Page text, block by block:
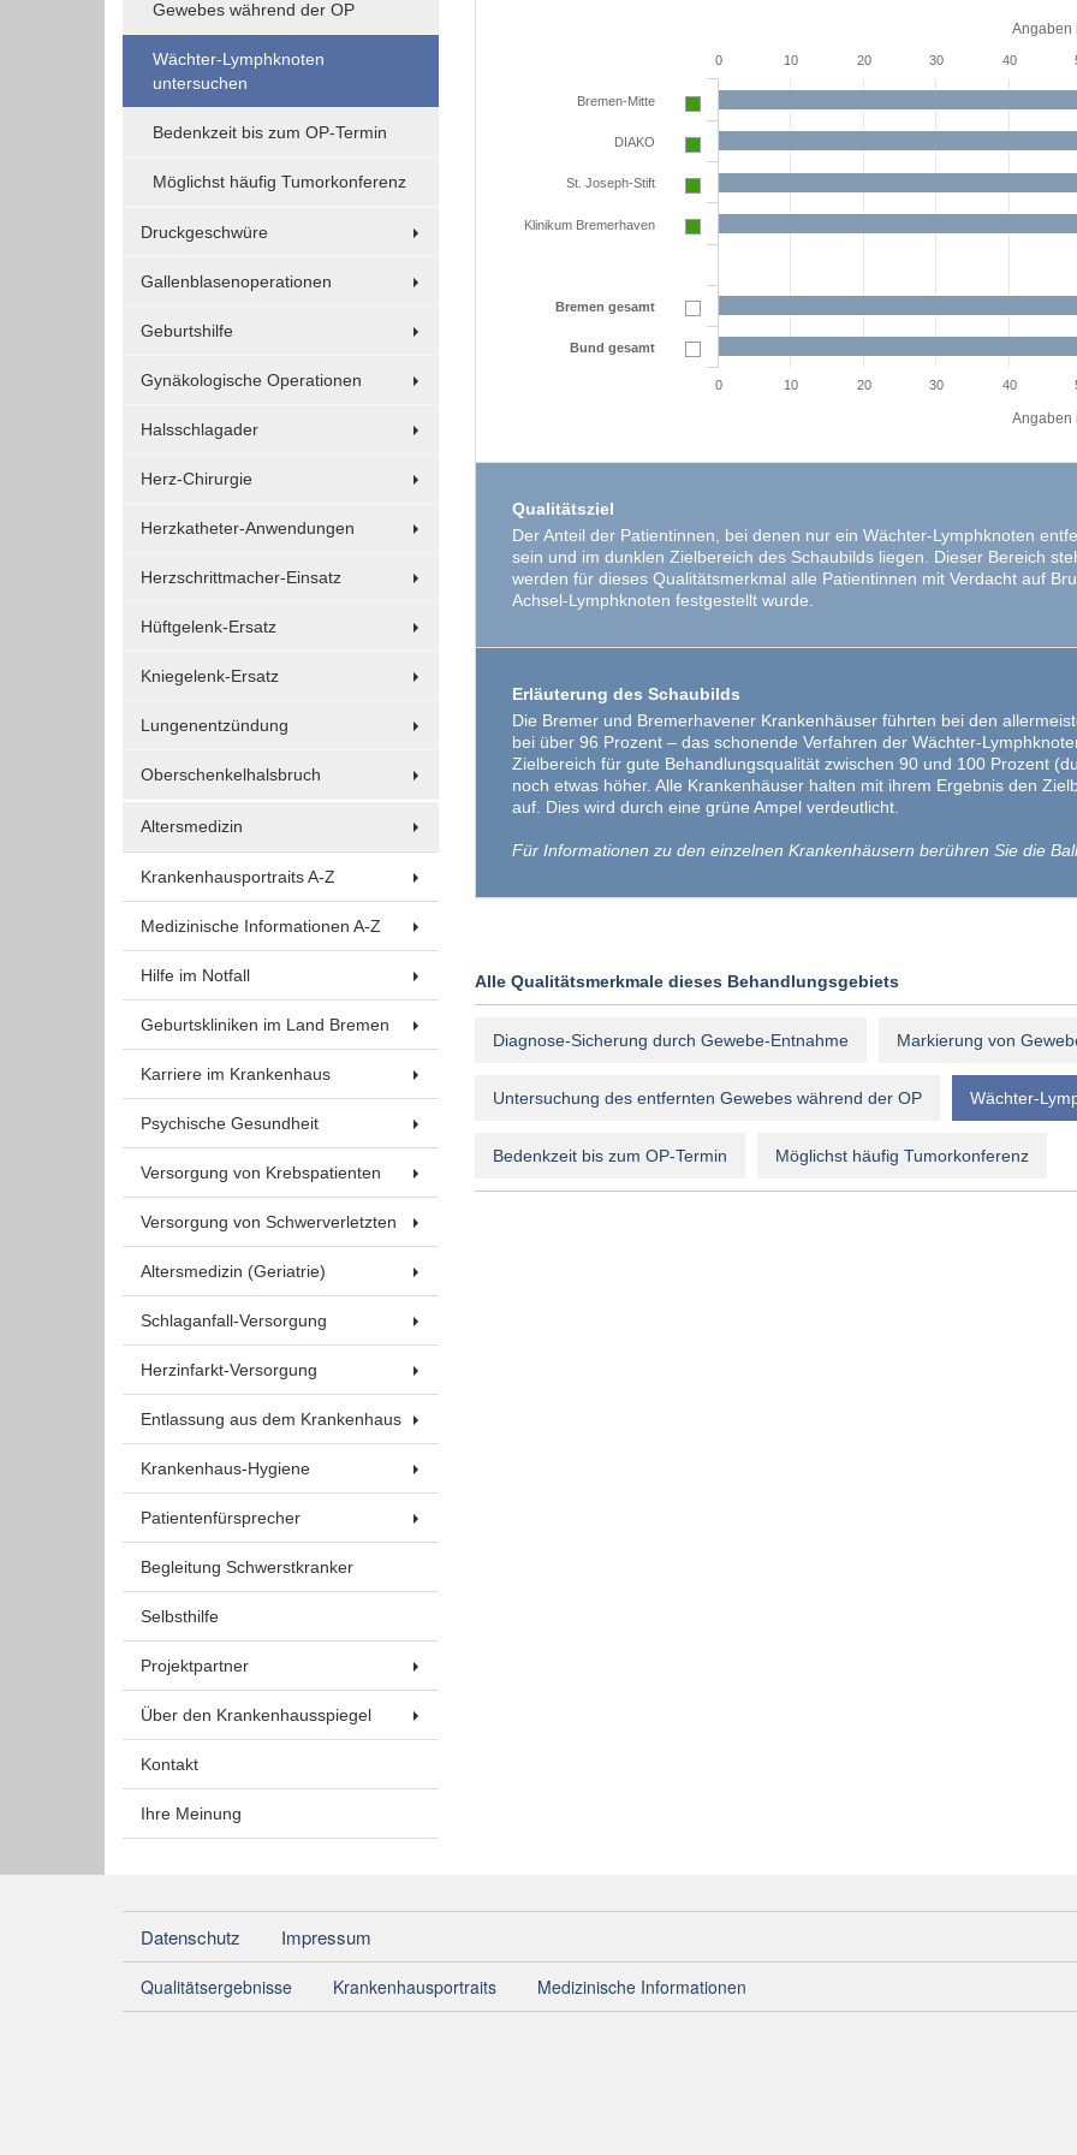
Gewebes während der OP
Wächter-Lymphknoten
untersuchen
Bedenkzeit bis zum OP-Termin
Möglichst häufig Tumorkonferenz
Druckgeschwüre
Gallenblasenoperationen
Geburtshilfe
Gynäkologische Operationen
Halsschlagader
Herz-Chirurgie
Herzkatheter-Anwendungen
Herzschrittmacher-Einsatz
Hüftgelenk-Ersatz
Kniegelenk-Ersatz
Lungenentzündung
Oberschenkelhalsbruch
Altersmedizin
Krankenhausportraits A-Z
Medizinische Informationen A-Z
Hilfe im Notfall
Geburtskliniken im Land Bremen
Karriere im Krankenhaus
Psychische Gesundheit
Versorgung von Krebspatienten
Versorgung von Schwerverletzten
Altersmedizin (Geriatrie)
Schlaganfall-Versorgung
Herzinfarkt-Versorgung
Entlassung aus dem Krankenhaus
Krankenhaus-Hygiene
Patientenfürsprecher
Begleitung Schwerstkranker
Selbsthilfe
Projektpartner
Über den Krankenhausspiegel
Kontakt
Ihre Meinung
Angaben
Angaben
Bremen-Mitte
DIAKO
St. Joseph-Stift
Klinikum Bremerhaven
Bremen gesamt
Bund gesamt
0 10 20 30 40
0 10 20 30 40
Qualitätsziel
Der Anteil der Patientinnen, bei denen nur ein Wächter-Lymphknoten
sein und im dunklen Zielbereich des Schaubilds liegen. Dieser Bereich
werden für dieses Qualitätsmerkmal alle Patientinnen mit Verdacht auf
Achsel-Lymphknoten festgestellt wurde.
Erläuterung des Schaubilds
Die Bremer und Bremerhavener Krankenhäuser führten bei den
bei über 96 Prozent – das schonende Verfahren der Wächter-
Zielbereich für gute Behandlungsqualität zwischen 90 und 100 Prozent
noch etwas höher. Alle Krankenhäuser halten mit ihrem Ergebnis den
auf. Dies wird durch eine grüne Ampel verdeutlicht.
Für Informationen zu den einzelnen Krankenhäusern berühren Sie die
Alle Qualitätsmerkmale dieses Behandlungsgebiets
Diagnose-Sicherung durch Gewebe-Entnahme Markierung von
Untersuchung des entfernten Gewebes während der OP Wächter-
Bedenkzeit bis zum OP-Termin Möglichst häufig Tumorkonferenz
Datenschutz Impressum
Qualitätsergebnisse Krankenhausportraits Medizinische Informationen
der Website erforderlich.
cookie_consent
Zweck:
ausgewählten Einverständnis-
Laufzeit:
EXTERNE MEDIEN
Plattformen anzeigen zu können, werden von
YouTube